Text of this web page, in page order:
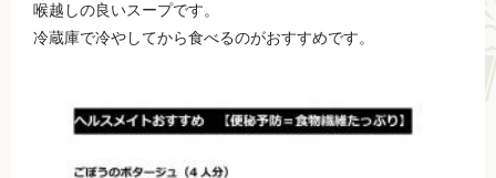
喉越しの良いスープです。
冷蔵庫で冷やしてから食べるのがおすすめです。